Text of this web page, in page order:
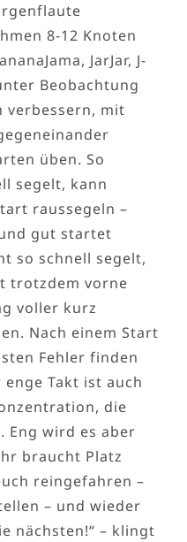
8-12 Knoten
JarJar, J-
Beobachtung
verbessern, mit
üben. So
segelt, kann
raussegeln –
gut startet
so schnell segelt,
trotzdem vorne
voller kurz
Nach einem Start
Fehler finden
Takt ist auch
die
Eng wird es aber
braucht Platz
reingefahren –
– und wieder
nächsten!“ – klingt